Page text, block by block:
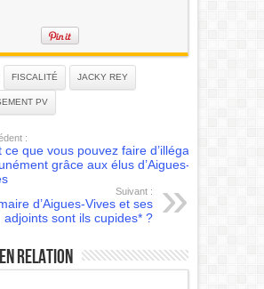
FISCALITÉ JACKY REY
PV
:
ce que vous pouvez faire d’illégal
grâce aux élus d’Aigues-
Suivant :
d’Aigues-Vives et ses
adjoints sont ils cupides* ?
relation